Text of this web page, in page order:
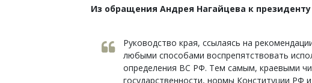
Из обращения Андрея Нагайцева к
Руководство края, ссылаясь на
любыми способами воспрепятствовать
определения ВС РФ. Тем самым, краевыми
государственности, нормы Конституции РФ